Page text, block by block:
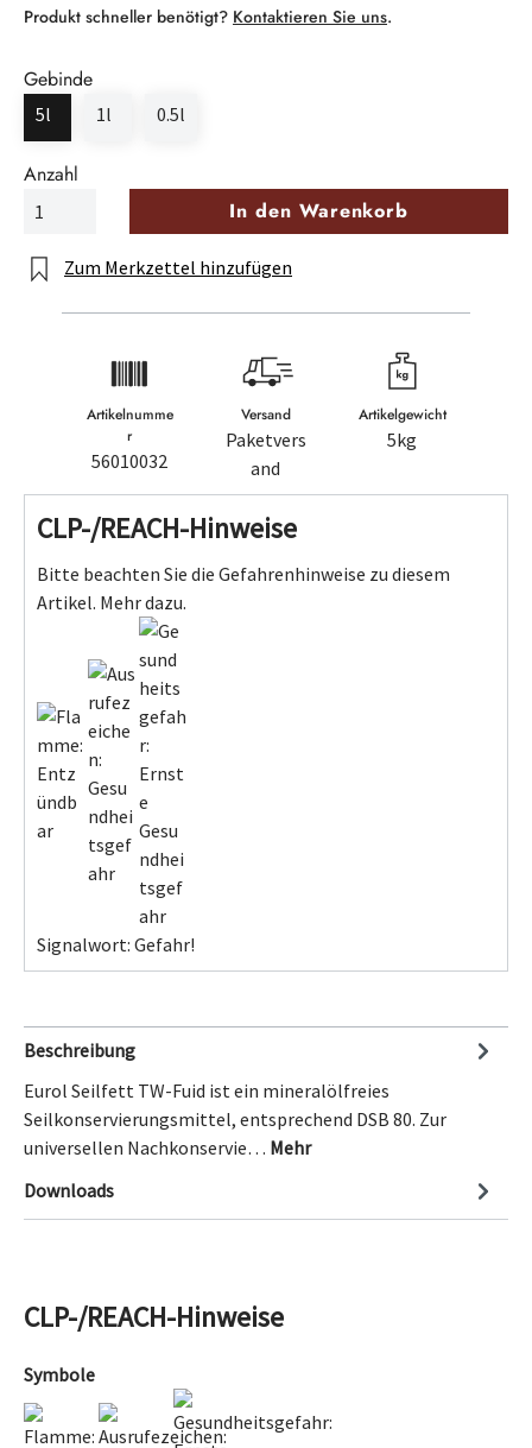
Produkt schneller benötigt? Kontaktieren Sie uns.
Gebinde
5l 1l 0.5l
Anzahl
In den Warenkorb
Zum Merkzettel hinzufügen
Artikelnumme
r
56010032
Versand
Paketvers
and
Artikelgewicht
5kg
CLP-/REACH-Hinweise
Bitte beachten Sie die Gefahrenhinweise zu diesem
Artikel. Mehr dazu.
Signalwort: Gefahr!
Beschreibung
Eurol Seilfett TW-Fuid ist ein mineralölfreies
Seilkonservierungsmittel, entsprechend DSB 80. Zur
universellen Nachkonservie… Mehr
Downloads
CLP-/REACH-Hinweise
Symbole